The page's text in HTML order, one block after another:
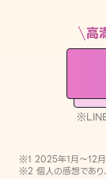
※LINEアプリ内のサービ
高
※1 2025年1月〜12月
※2 個人の感想であり